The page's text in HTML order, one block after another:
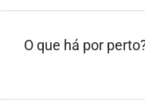
O que há por